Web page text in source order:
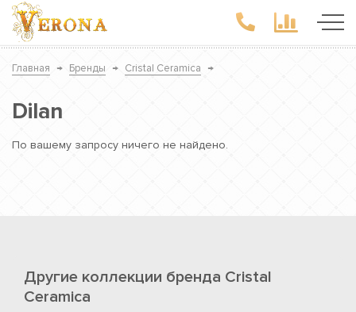
Главная → Бренды → Cristal Ceramica →
Dilan
По вашему запросу ничего не найдено.
Другие коллекции бренда Cristal
Ceramica